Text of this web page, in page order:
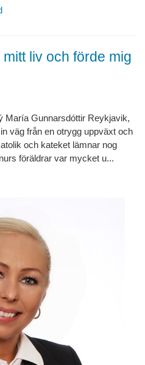
liv och förde mig
María Gunnarsdóttir Reykjavik,
väg från en otrygg uppväxt och
och kateket lämnar nog
föräldrar var mycket u...